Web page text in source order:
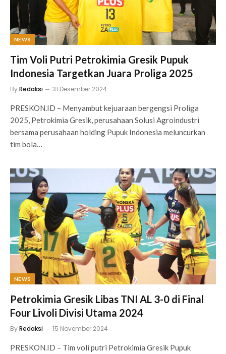
NEWS
Tim Voli Putri Petrokimia Gresik Pupuk
Indonesia Targetkan Juara Proliga 2025
ByRedaksi 31 Desember 2024
PRESKON.ID – Menyambut kejuaraan bergengsi Proliga
2025, Petrokimia Gresik, perusahaan Solusi Agroindustri
bersama perusahaan holding Pupuk Indonesia meluncurkan
tim bola…
NEWS
Petrokimia Gresik Libas TNI AL 3-0 di Final
Four Livoli Divisi Utama 2024
ByRedaksi 15 November 2024
PRESKON.ID – Tim voli putri Petrokimia Gresik Pupuk